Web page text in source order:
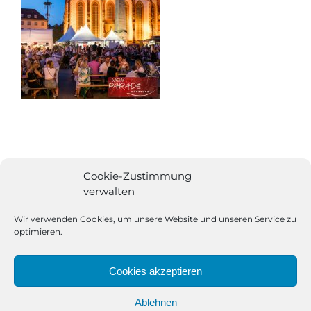
Cookie-Zustimmung
verwalten
Wir verwenden Cookies, um unsere Website und unseren Service zu
optimieren.
Cookies akzeptieren
Ablehnen